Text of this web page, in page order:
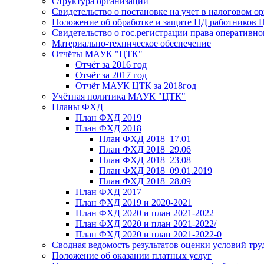
Свидетельство о постановке на учет в налоговом
Положение об обработке и защите ПД работников
Свидетельство о гос.регистрации права
Материально-техническое обеспечение
Отчёты МАУК "ЦТК"
Отчёт за 2016 год
Отчёт за 2017 год
Отчёт МАУК ЦТК за 2018год
Учётная политика МАУК "ЦТК"
Планы ФХД
План ФХД 2019
План ФХД 2018
План ФХД 2018_17.01
План ФХД 2018_29.06
План ФХД 2018_23.08
План ФХД 2018_09.01.2019
План ФХД 2018_28.09
План ФХД 2017
План ФХД 2019 и 2020-2021
План ФХД 2020 и план 2021-2022
План ФХД 2020 и план 2021-2022/
План ФХД 2020 и план 2021-2022-0
Сводная ведомость результатов оценки условий
Положение об оказании платных услуг